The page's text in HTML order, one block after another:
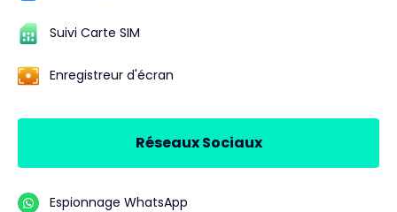
Suivi Carte SIM
Enregistreur d'écran
Réseaux Sociaux
Espionnage WhatsApp